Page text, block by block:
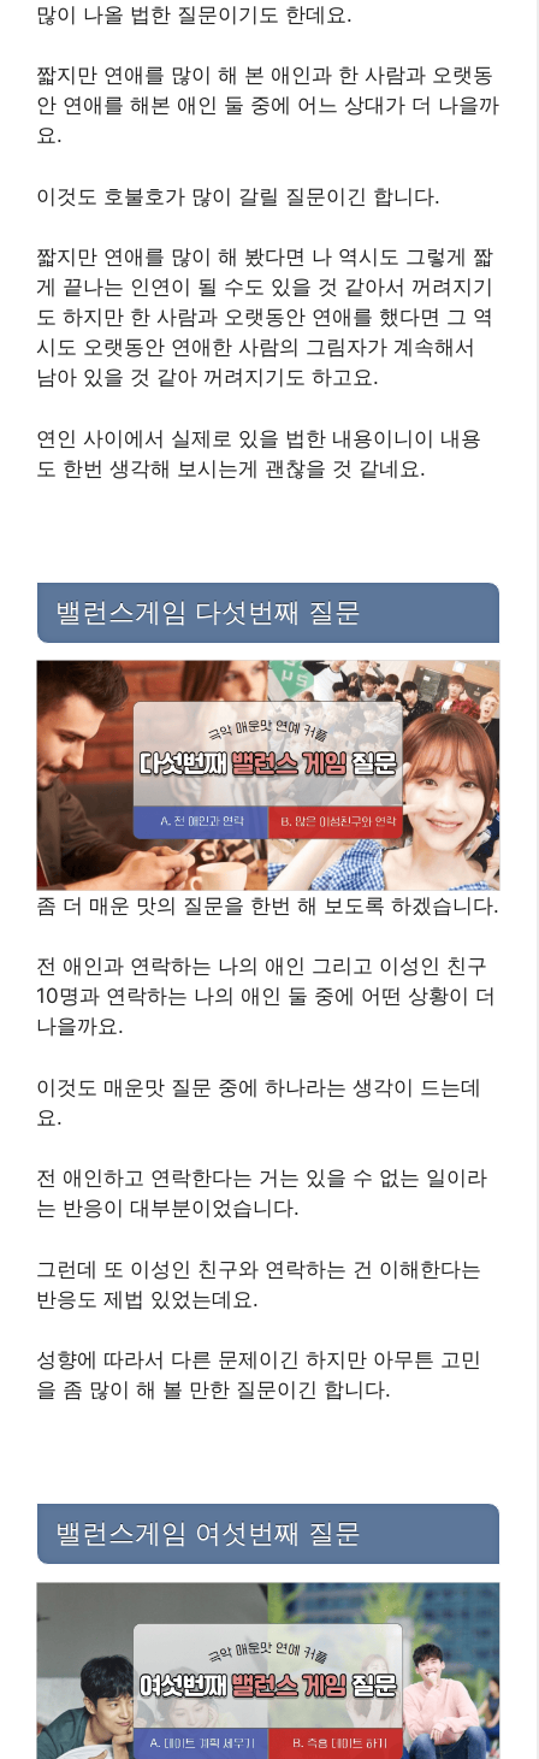
많이 나올 법한 질문이기도 한데요.
짧지만 연애를 많이 해 본 애인과 한 사람과 오랫동
안 연애를 해본 애인 둘 중에 어느 상대가 더 나을까
요.
이것도 호불호가 많이 갈릴 질문이긴 합니다.
짧지만 연애를 많이 해 봤다면 나 역시도 그렇게 짧
게 끝나는 인연이 될 수도 있을 것 같아서 꺼려지기
도 하지만 한 사람과 오랫동안 연애를 했다면 그 역
시도 오랫동안 연애한 사람의 그림자가 계속해서
남아 있을 것 같아 꺼려지기도 하고요.
연인 사이에서 실제로 있을 법한 내용이니이 내용
도 한번 생각해 보시는게 괜찮을 것 같네요.
밸런스게임 다섯번째 질문
좀 더 매운 맛의 질문을 한번 해 보도록 하겠습니다.
전 애인과 연락하는 나의 애인 그리고 이성인 친구
10명과 연락하는 나의 애인 둘 중에 어떤 상황이 더
나을까요.
이것도 매운맛 질문 중에 하나라는 생각이 드는데
요.
전 애인하고 연락한다는 거는 있을 수 없는 일이라
는 반응이 대부분이었습니다.
그런데 또 이성인 친구와 연락하는 건 이해한다는
반응도 제법 있었는데요.
성향에 따라서 다른 문제이긴 하지만 아무튼 고민
을 좀 많이 해 볼 만한 질문이긴 합니다.
밸런스게임 여섯번째 질문